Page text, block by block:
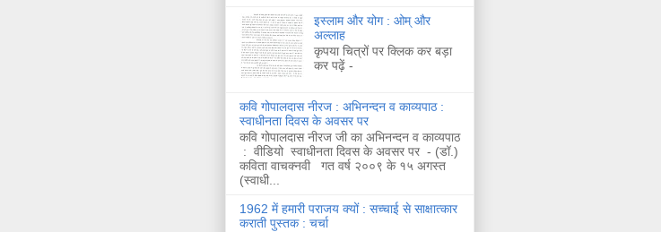
इस्लाम और योग : ओम् और
अल्लाह
कृपया चित्रों पर क्लिक कर बड़ा
कर पढ़ें -
कवि गोपालदास नीरज : अभिनन्दन व काव्यपाठ :
स्वाधीनता दिवस के अवसर पर
कवि गोपालदास नीरज जी का अभिनन्दन व काव्यपाठ
: वीडियो स्वाधीनता दिवस के अवसर पर - (डॉ.)
कविता वाचक्नवी गत वर्ष २००९ के १५ अगस्त
(स्वाधी...
1962 में हमारी पराजय क्यों : सच्चाई से साक्षात्कार
कराती पुस्तक : चर्चा